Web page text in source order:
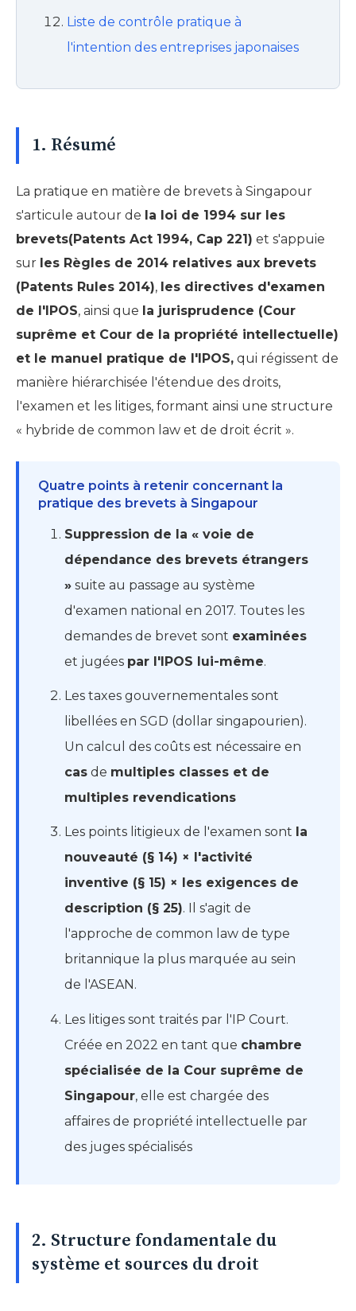
Liste de contrôle pratique à
l'intention des entreprises japonaises
1. Résumé
La pratique en matière de brevets à Singapour
s'articule autour de la loi de 1994 sur les
brevets(Patents Act 1994, Cap 221) et s'appuie
sur les Règles de 2014 relatives aux brevets
(Patents Rules 2014), les directives d'examen
de l'IPOS, ainsi que la jurisprudence (Cour
suprême et Cour de la propriété intellectuelle)
et le manuel pratique de l'IPOS, qui régissent de
manière hiérarchisée l'étendue des droits,
l'examen et les litiges, formant ainsi une structure
« hybride de common law et de droit écrit ».
Quatre points à retenir concernant la
pratique des brevets à Singapour
Suppression de la « voie de
dépendance des brevets étrangers
» suite au passage au système
d'examen national en 2017. Toutes les
demandes de brevet sont examinées
et jugées par l'IPOS lui-même.
Les taxes gouvernementales sont
libellées en SGD (dollar singapourien).
Un calcul des coûts est nécessaire en
cas de multiples classes et de
multiples revendications
Les points litigieux de l'examen sont la
nouveauté (§ 14) × l'activité
inventive (§ 15) × les exigences de
description (§ 25). Il s'agit de
l'approche de common law de type
britannique la plus marquée au sein
de l'ASEAN.
Les litiges sont traités par l'IP Court.
Créée en 2022 en tant que chambre
spécialisée de la Cour suprême de
Singapour, elle est chargée des
affaires de propriété intellectuelle par
des juges spécialisés
2. Structure fondamentale du
système et sources du droit